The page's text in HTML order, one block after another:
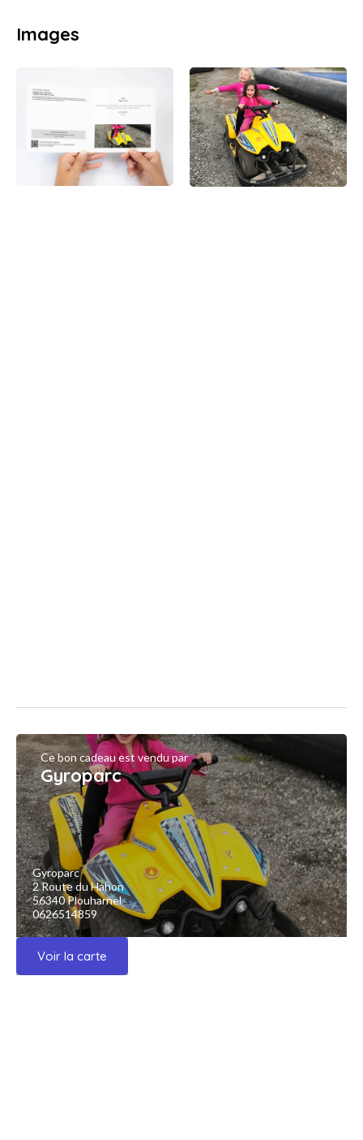
Images
Ce bon cadeau est vendu par
Gyroparc
Gyroparc
2 Route du Hahon
56340 Plouharnel
0626514859
Voir la carte